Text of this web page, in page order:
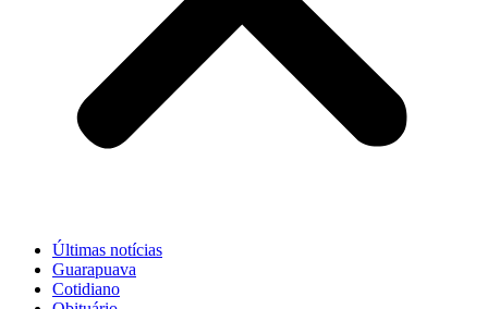
Últimas notícias
Guarapuava
Cotidiano